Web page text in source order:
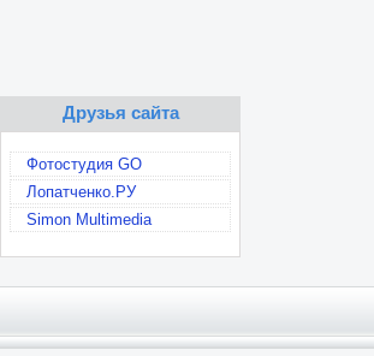
Друзья сайта
Фотостудия GO
Лопатченко.РУ
Simon Multimedia